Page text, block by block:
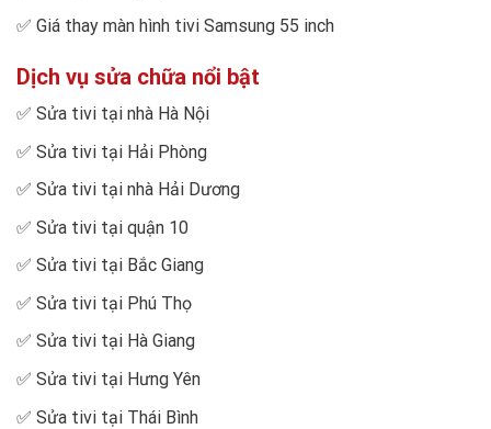
✅ Giá thay màn hình tivi Samsung 55 inch
Dịch vụ sửa chữa nổi bật
✅ Sửa tivi tại nhà Hà Nội
✅ Sửa tivi tại Hải Phòng
✅ Sửa tivi tại nhà Hải Dương
✅ Sửa tivi tại quận 10
✅ Sửa tivi tại Bắc Giang
✅ Sửa tivi tại Phú Thọ
✅ Sửa tivi tại Hà Giang
✅ Sửa tivi tại Hưng Yên
✅ Sửa tivi tại Thái Bình